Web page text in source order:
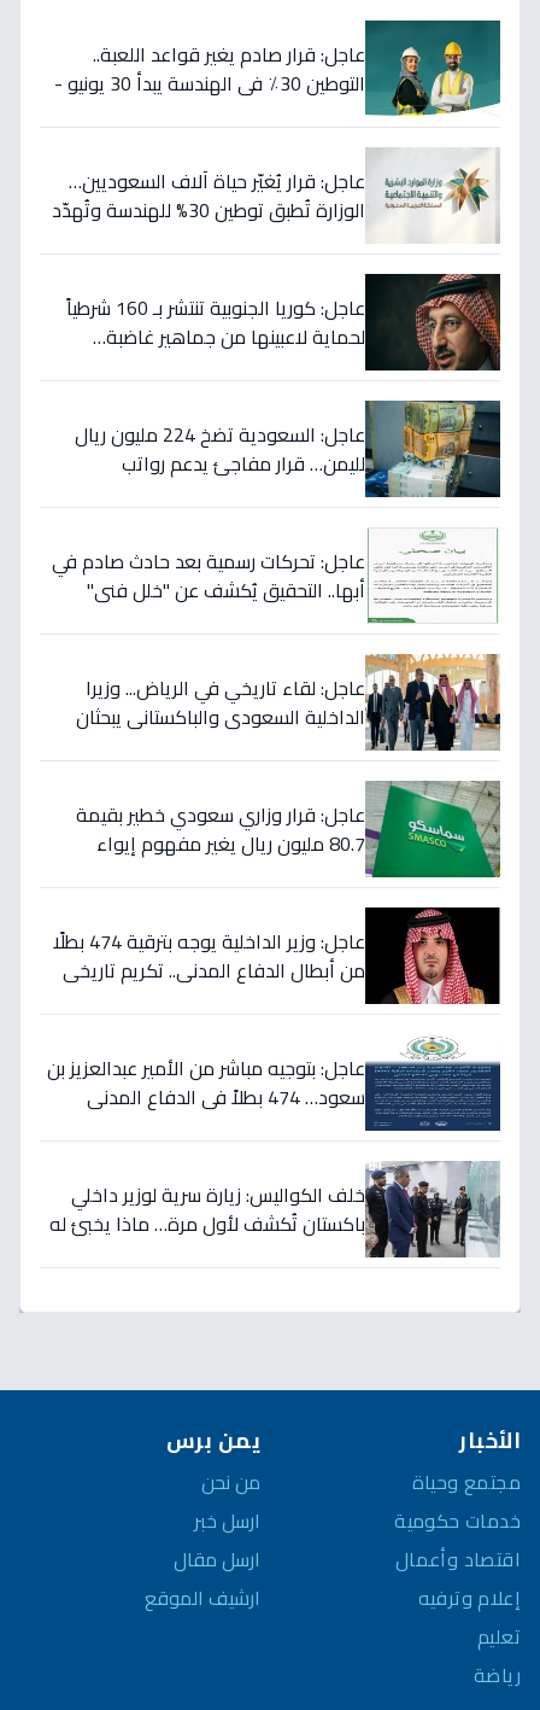
عاجل: قرار صادم يغير قواعد اللعبة..
التوطين 30٪ في الهندسة يبدأ 30 يونيو -
عاجل: قرار يُغيّر حياة آلاف السعوديين…
الوزارة تُطبق توطين 30% للهندسة وتُهدّد
عاجل: كوريا الجنوبية تنتشر بـ 160 شرطياً
لحماية لاعبينها من جماهير غاضبة…
عاجل: السعودية تضخ 224 مليون ريال
لليمن… قرار مفاجئ يدعم رواتب
عاجل: تحركات رسمية بعد حادث صادم في
أبها.. التحقيق يُكشف عن "خلل فني"
عاجل: لقاء تاريخي في الرياض... وزيرا
الداخلية السعودي والباكستاني يبحثان
عاجل: قرار وزاري سعودي خطير بقيمة
80.7 مليون ريال يغير مفهوم إيواء
عاجل: وزير الداخلية يوجه بترقية 474 بطلًا
من أبطال الدفاع المدني.. تكريم تاريخي
عاجل: بتوجيه مباشر من الأمير عبدالعزيز بن
سعود… 474 بطلاً في الدفاع المدني
خلف الكواليس: زيارة سرية لوزير داخلي
باكستان تُكشف لأول مرة… ماذا يخبئ له
الأخبار
مجتمع وحياة
خدمات حكومية
اقتصاد وأعمال
إعلام وترفيه
تعليم
رياضة
يمن برس
من نحن
ارسل خبر
ارسل مقال
ارشيف الموقع